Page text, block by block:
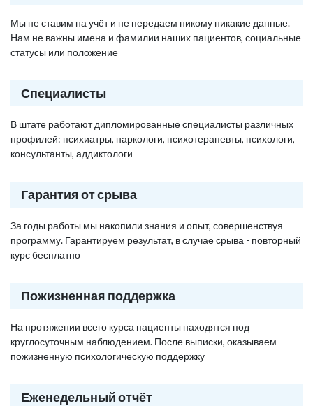
Мы не ставим на учёт и не передаем никому никакие данные.
Нам не важны имена и фамилии наших пациентов, социальные
статусы или положение
Специалисты
В штате работают дипломированные специалисты различных
профилей: психиатры, наркологи, психотерапевты, психологи,
консультанты, аддиктологи
Гарантия от срыва
За годы работы мы накопили знания и опыт, совершенствуя
программу. Гарантируем результат, в случае срыва - повторный
курс бесплатно
Пожизненная поддержка
На протяжении всего курса пациенты находятся под
круглосуточным наблюдением. После выписки, оказываем
пожизненную психологическую поддержку
Еженедельный отчёт